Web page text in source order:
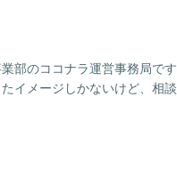
部のココナラ運営事務局で
イメージしかないけど、相